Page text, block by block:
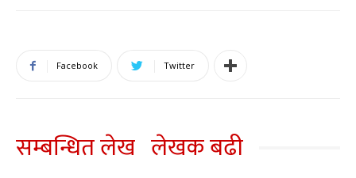
Facebook Twitter
सम्बन्धित लेख लेखक बढी